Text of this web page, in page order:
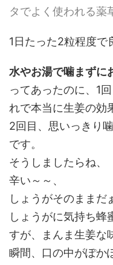
タでよく使われる薬
1日たった2粒程度で
水やお湯で噛まずに
ってあったのに、1
れで本当に生姜の効
2回目、思いっきり
です。
そうしましたらね、
辛い～～、
しょうがそのままだ
しょうがに気持ち蜂
すが、まんま生姜な
瞬間、口の中がぽか